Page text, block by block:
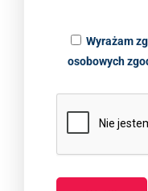
Wyrażam
osobowych